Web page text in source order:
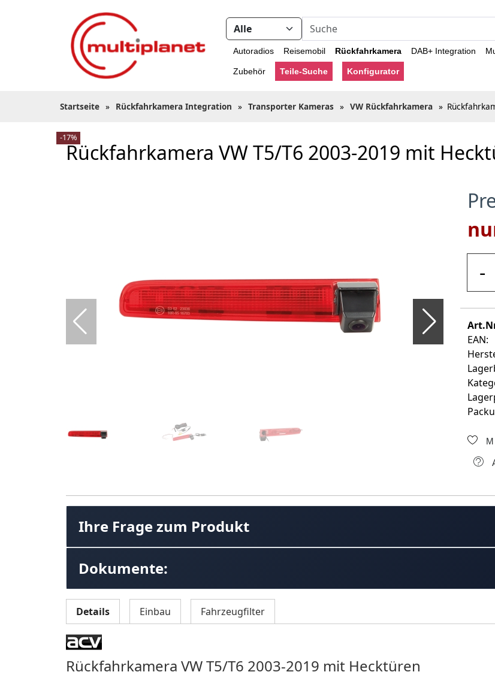
Autoradios Reisemobil Rückfahrkamera DAB+ Integration
Zubehör Teile-Suche Konfigurator
Startseite » Rückfahrkamera Integration » Transporter Kameras » VW Rückfahrkamera »
Rückfahrkamera VW T5/T6 2003-2019 mit
-17%
-
EAN:
Ihre Frage zum Produkt
Dokumente:
Details Einbau Fahrzeugfilter
Rückfahrkamera VW T5/T6 2003-2019 mit Hecktüren